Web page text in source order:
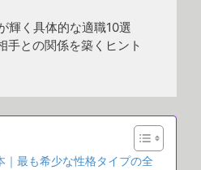
輝く具体的な適職10選
手との関係を築くヒント
｜最も希少な性格タイプの全